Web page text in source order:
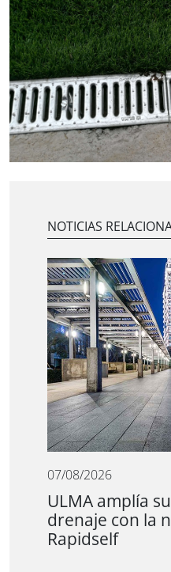
NOTICIAS
07/08/2026
ULMA amplía
drenaje con la
Rapidself